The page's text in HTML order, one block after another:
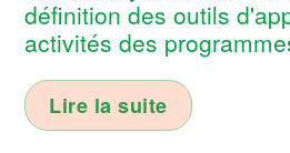
définition des outils
activités des
Lire la suite